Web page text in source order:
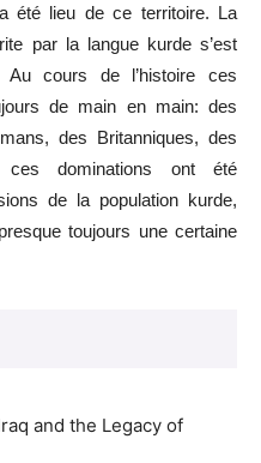
été lieu de ce territoire. La
par la langue kurde s’est
Au cours de l’histoire ces
de main en main: des
des Britanniques, des
dominations ont été
de la population kurde,
toujours une certaine
and the Legacy of